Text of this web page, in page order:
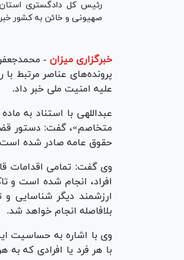
صهیونی و خائن به کشور
خبرگزاری میزان -
پرونده‌های عناصر مرتبط
علیه امنیت ملی خبر داد.
عبداللهی با استناد به
حقوق عامه صادر شده
وی گفت: تمامی اقدامات
افراد، انجام شده است و
ارزشمند دیگر شناسایی
بلافاصله انجام خواهد شد.
وی با اشاره به حساسیت
با هر فرد یا افرادی که به